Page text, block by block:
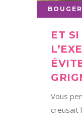
ET
Vous
creusait